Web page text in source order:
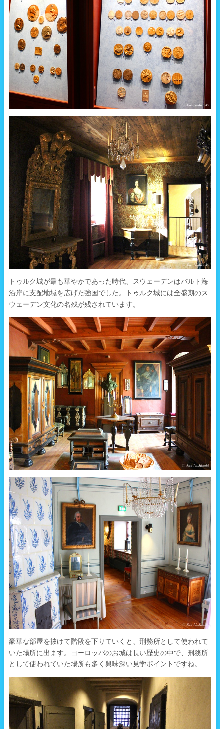
トゥルク城が最も華やかであった時代、スウェーデンはバルト海
沿岸に支配地域を広げた強国でした。トゥルク城には全盛期のス
ウェーデン文化の名残が残されています。
豪華な部屋を抜けて階段を下りていくと、刑務所として使われて
いた場所に出ます。ヨーロッパのお城は長い歴史の中で、刑務所
として使われていた場所も多く興味深い見学ポイントですね。